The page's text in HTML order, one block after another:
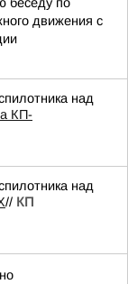
беседу по
движения с
над
КП-
над
// КП